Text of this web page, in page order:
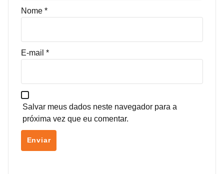
Nome *
E-mail *
Salvar meus dados neste navegador para a
próxima vez que eu comentar.